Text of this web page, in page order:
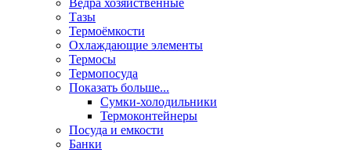
Ведра хозяйственные
Тазы
Термоёмкости
Охлаждающие элементы
Термосы
Термопосуда
Показать больше...
Сумки-холодильники
Термоконтейнеры
Посуда и емкости
Банки